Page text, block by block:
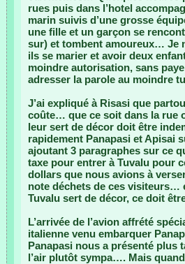
rues puis dans l’hotel
marin suivis d’une grosse
une fille et un garçon se
sur) et tombent amoureux… Je
ils se marier et avoir deux
moindre autorisation, sans
adresser la parole au moindre
J’ai expliqué à Risasi que
coûte… que ce soit dans la rue
leur sert de décor doit être
rapidement Panapasi et Apisai
ajoutant 3 paragraphes sur ce
taxe pour entrer à Tuvalu pour
dollars que nous avions à
note déchets de ces visiteurs…
Tuvalu sert de décor, ce doit
L’arrivée de l’avion affrété
italienne venu embarquer
Panapasi nous a présenté plus
l’air plutôt sympa…. Mais